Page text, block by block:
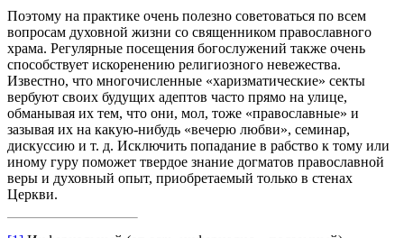
Поэтому на практике очень полезно советоваться по всем
вопросам духовной жизни со священником православного
храма. Регулярные посещения богослужений также очень
способствует искоренению религиозного невежества.
Известно, что многочисленные «харизматические» секты
вербуют своих будущих адептов часто прямо на улице,
обманывая их тем, что они, мол, тоже «православные» и
зазывая их на какую-нибудь «вечерю любви», семинар,
дискуссию и т. д. Исключить попадание в рабство к тому или
иному гуру поможет твердое знание догматов православной
веры и духовный опыт, приобретаемый только в стенах
Церкви.